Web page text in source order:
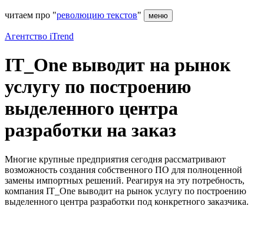
читаем про "революцию текстов" меню
Агентство iTrend
IT_One выводит на рынок
услугу по построению
выделенного центра
разработки на заказ
Многие крупные предприятия сегодня рассматривают
возможность создания собственного ПО для полноценной
замены импортных решений. Реагируя на эту потребность,
компания IT_One выводит на рынок услугу по построению
выделенного центра разработки под конкретного заказчика.